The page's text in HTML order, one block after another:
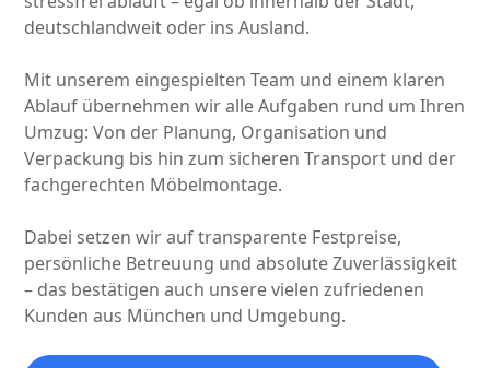
deutschlandweit oder ins Ausland.
Mit unserem eingespielten Team und einem klaren
Ablauf übernehmen wir alle Aufgaben rund um Ihren
Umzug: Von der Planung, Organisation und
Verpackung bis hin zum sicheren Transport und der
fachgerechten Möbelmontage.
Dabei setzen wir auf transparente Festpreise,
persönliche Betreuung und absolute Zuverlässigkeit
– das bestätigen auch unsere vielen zufriedenen
Kunden aus München und Umgebung.